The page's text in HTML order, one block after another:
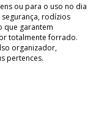
ou para o uso no dia
rodízios
que garantem
totalmente forrado.
organizador,
pertences.